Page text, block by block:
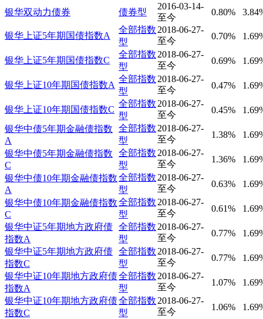
银华双动力债券 债券型
2016-03-14-
至今
0.80%
银华上证5年期国债指数A
全部指数
型
2018-06-27-
至今
0.70%
银华上证5年期国债指数C
全部指数
型
2018-06-27-
至今
0.69%
银华上证10年期国债指数A
全部指数
型
2018-06-27-
至今
0.47%
银华上证10年期国债指数C
全部指数
型
2018-06-27-
至今
0.45%
银华中债5年期金融债指数
A
全部指数
型
2018-06-27-
至今
1.38%
银华中债5年期金融债指数
C
全部指数
型
2018-06-27-
至今
1.36%
银华中债10年期金融债指数
A
全部指数
型
2018-06-27-
至今
0.63%
银华中债10年期金融债指数
C
全部指数
型
2018-06-27-
至今
0.61%
银华中证5年期地方政府债
指数A
全部指数
型
2018-06-27-
至今
0.77%
银华中证5年期地方政府债
指数C
全部指数
型
2018-06-27-
至今
0.77%
银华中证10年期地方政府债
指数A
全部指数
型
2018-06-27-
至今
1.07%
银华中证10年期地方政府债
指数C
全部指数
型
2018-06-27-
至今
1.06%